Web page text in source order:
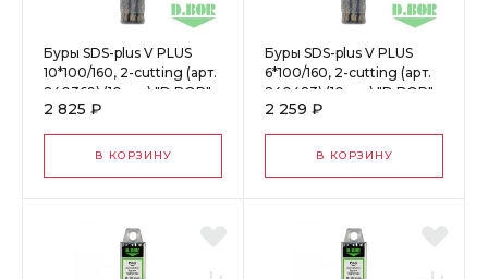
Буры SDS-plus V PLUS
10*100/160, 2-cutting (арт.
240369) (10 шт.) "D.BOR"
61070
2 825 ₽
В КОРЗИНУ
Буры SDS-plus V PLUS
6*100/160, 2-cutting (арт.
240483) (10 шт.) "D.BOR"
60990
2 259 ₽
В КОРЗИНУ